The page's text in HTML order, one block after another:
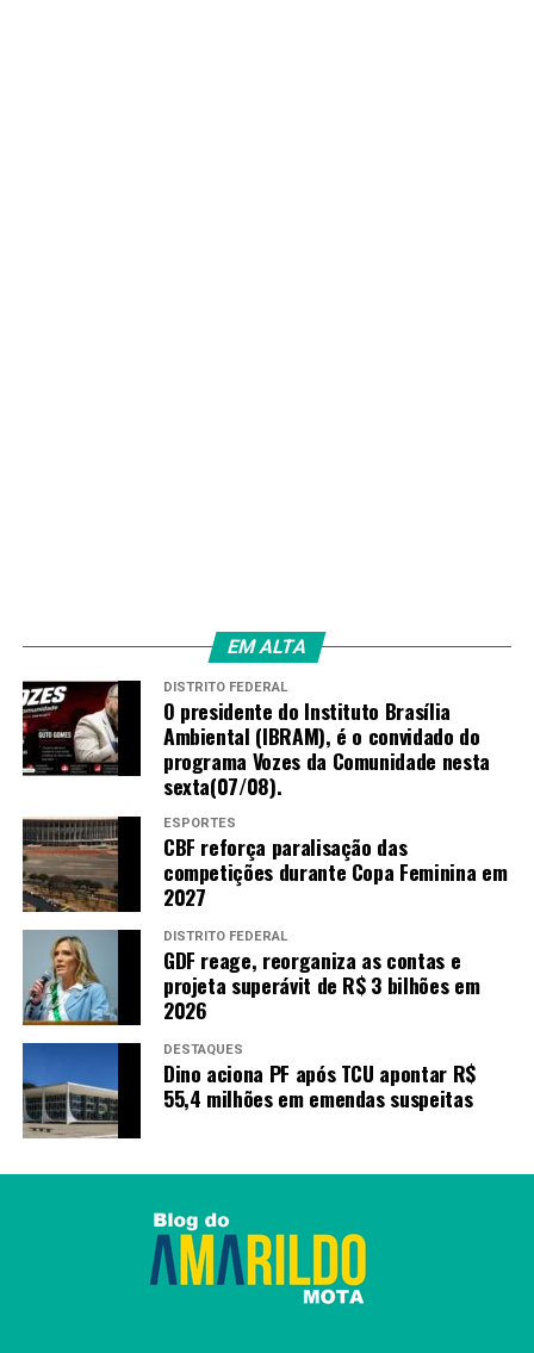
EM ALTA
DISTRITO FEDERAL
O presidente do Instituto Brasília
Ambiental (IBRAM), é o convidado do
programa Vozes da Comunidade nesta
sexta(07/08).
ESPORTES
CBF reforça paralisação das
competições durante Copa Feminina em
2027
DISTRITO FEDERAL
GDF reage, reorganiza as contas e
projeta superávit de R$ 3 bilhões em
2026
DESTAQUES
Dino aciona PF após TCU apontar R$
55,4 milhões em emendas suspeitas